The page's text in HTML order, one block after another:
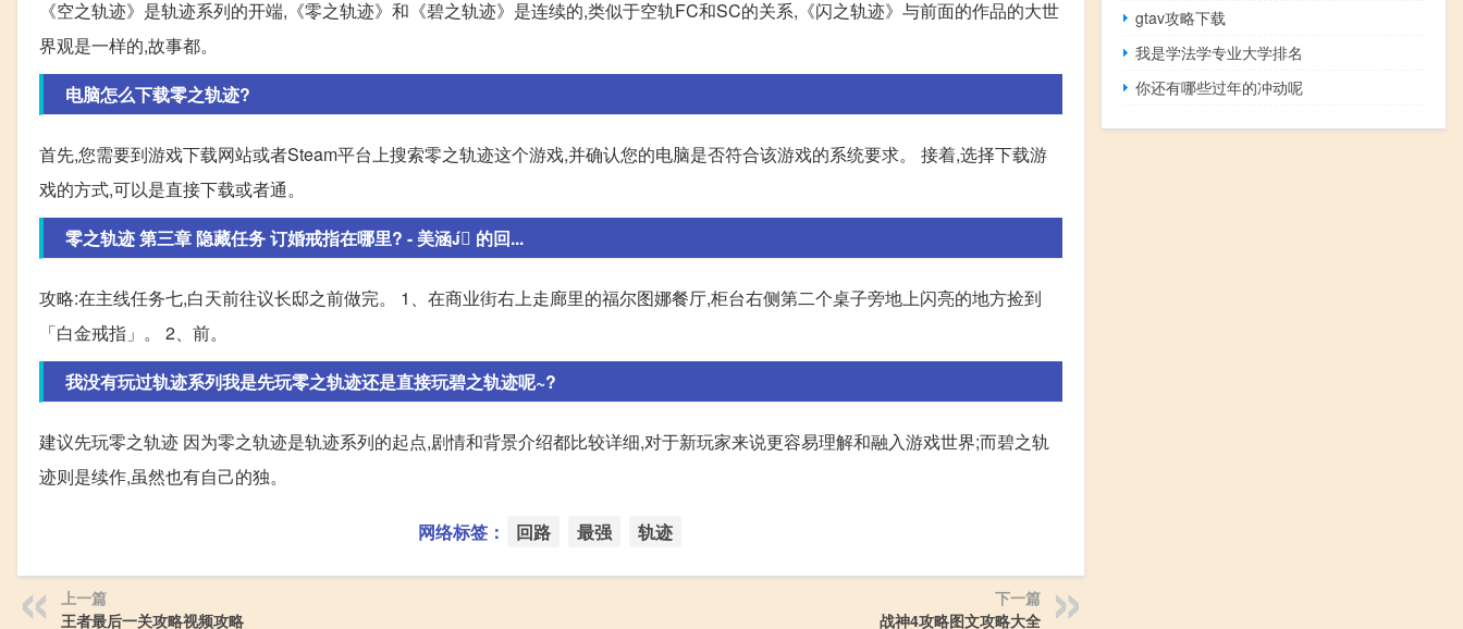
《空之轨迹》是轨迹系列的开端,《零之轨迹》和《碧之轨迹》是连续的,类似于空轨FC和SC的关系,《闪之轨迹》与前面的作品的大世
界观是一样的,故事都。
电脑怎么下载零之轨迹?
首先,您需要到游戏下载网站或者Steam平台上搜索零之轨迹这个游戏,并确认您的电脑是否符合该游戏的系统要求。 接着,选择下载游
戏的方式,可以是直接下载或者通。
零之轨迹 第三章 隐藏任务 订婚戒指在哪里? - 美涵 的回...
攻略:在主线任务七,白天前往议长邸之前做完。 1、在商业街右上走廊里的福尔图娜餐厅,柜台右侧第二个桌子旁地上闪亮的地方捡到
「白金戒指」。 2、前。
我没有玩过轨迹系列我是先玩零之轨迹还是直接玩碧之轨迹呢~?
建议先玩零之轨迹 因为零之轨迹是轨迹系列的起点,剧情和背景介绍都比较详细,对于新玩家来说更容易理解和融入游戏世界;而碧之轨
迹则是续作,虽然也有自己的独。
网络标签： 回路 最强 轨迹
上一篇
王者最后一关攻略视频攻略
下一篇
战神4攻略图文攻略大全
gtav攻略下载
我是学法学专业大学排名
你还有哪些过年的冲动呢